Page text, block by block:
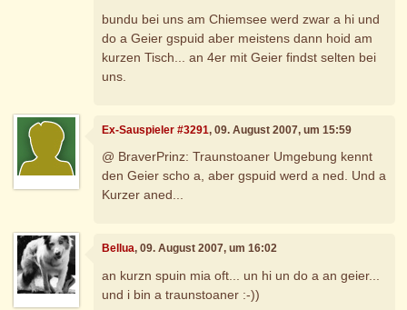
bundu bei uns am Chiemsee werd zwar a hi und
do a Geier gspuid aber meistens dann hoid am
kurzen Tisch... an 4er mit Geier findst selten bei
uns.
Ex-Sauspieler #3291, 09. August 2007, um 15:59
@ BraverPrinz: Traunstoaner Umgebung kennt
den Geier scho a, aber gspuid werd a ned. Und a
Kurzer aned...
Bellua, 09. August 2007, um 16:02
an kurzn spuin mia oft... un hi un do a an geier...
und i bin a traunstoaner :-))